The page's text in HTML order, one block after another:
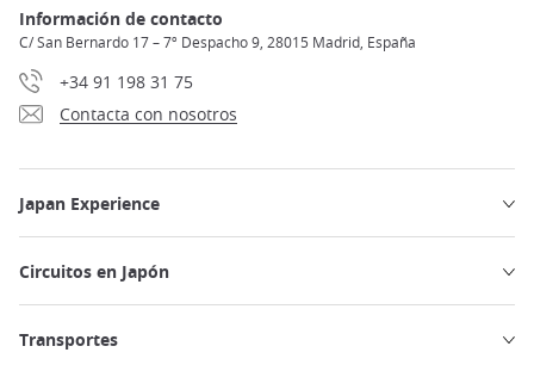
Información de contacto
C/ San Bernardo 17 – 7º Despacho 9, 28015 Madrid, España
+34 91 198 31 75
Contacta con nosotros
Japan Experience
Circuitos en Japón
Transportes